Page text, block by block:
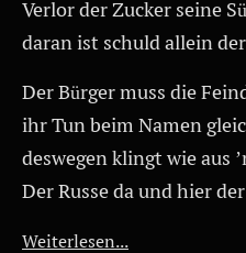
Verlor der Zucker seine
daran ist schuld allein der
Der Bürger muss die
ihr Tun beim Namen
deswegen klingt wie aus
Der Russe da und hier
Weiterlesen...